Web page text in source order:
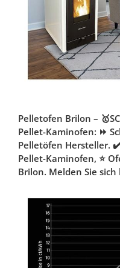
Pelletofen Brilon –
Pellet-Kaminofen: ⏩
Pelletöfen Hersteller.
Pellet-Kaminofen, ⭐
Brilon. Melden Sie